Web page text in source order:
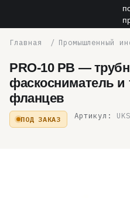
Промышленный
PRO-10 PB —
фаскосниматель и
фланцев
ПОД ЗАКАЗ Артикул: